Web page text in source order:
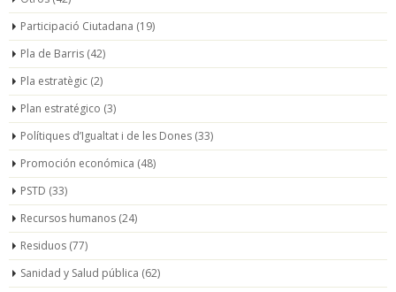
Participació Ciutadana (19)
Pla de Barris (42)
Pla estratègic (2)
Plan estratégico (3)
Polítiques d’Igualtat i de les Dones (33)
Promoción económica (48)
PSTD (33)
Recursos humanos (24)
Residuos (77)
Sanidad y Salud pública (62)